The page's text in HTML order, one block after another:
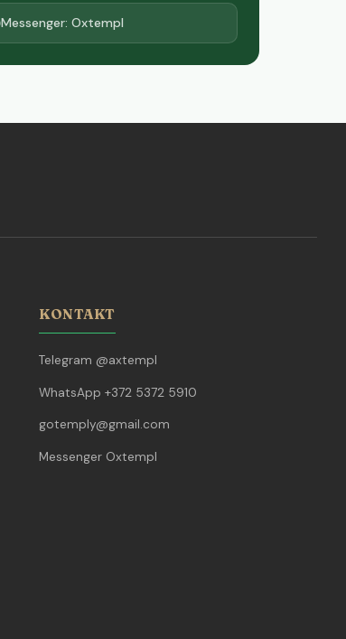
Messenger: Oxtempl
KONTAKT
Telegram @axtempl
WhatsApp +372 5372 5910
gotemply@gmail.com
Messenger Oxtempl